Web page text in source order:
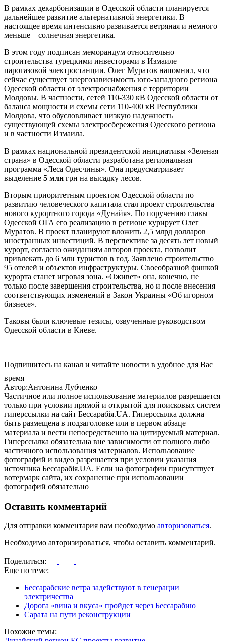
В рамках декарбонизации в Одесской области планируется
дальнейшее развитие альтернативной энергетики. В
настоящее время интенсивно развивается ветряная и немного
меньше – солнечная энергетика.
В этом году подписан меморандум относительно
строительства турецкими инвесторами в Измаиле
парогазовой электростанции. Олег Муратов напомнил, что
сейчас существует энергозависимость юго-западного региона
Одесской области от электроснабжения с территории
Молдовы. В частности, сетей 110-330 кВ Одесской области от
баланса мощности и схемы сети 110-400 кВ Республики
Молдова, что обусловливает низкую надежность
существующей схемы электросбережения Одесского региона
и в частности Измаила.
В рамках национальной президентской инициативы «Зеленая
страна» в Одесской области разработана региональная
программа «Леса Одесчины». Она предусматривает
выделение 5 млн грн на высадку лесов.
Вторым приоритетным проектом Одесской области по
развитию человеческого капитала стал проект строительства
нового курортного города «Дунайя». По поручению главы
Одесской ОГА его реализацию в регионе курирует Олег
Муратов. В проект планируют вложить 2,5 млрд долларов
иностранных инвестиций. В перспективе за десять лет новый
курорт, согласно ожиданиям авторов проекта, позволит
привлекать до 6 млн туристов в год. Заявлено строительство
95 отелей и объектов инфраструктуры. Своеобразной фишкой
курорта станет игровая зона. «Оживет» она, конечно, не
только после завершения строительства, но и после внесения
соответствующих изменений в Закон Украины «Об игорном
бизнесе».
Таковы были ключевые тезисы, озвученные руководством
Одесской области в Киеве.
Подпишитесь на канал и читайте новости в удобное для Вас
время
Автор:Антонина Лубченко
Частичное или полное использование материалов разрешается
только при условии прямой и открытой для поисковых систем
гиперссылки на сайт Бессарабія.UA. Гиперссылка должна
быть размещена в подзаголовке или в первом абзаце
материала и вести непосредственно на цитируемый материал.
Гиперссылка обязательна вне зависимости от полного либо
частичного использования материалов. Использование
фотографий и видео разрешается при условии указания
источника Бессарабія.UA. Если на фотографии присутствует
вотермарк сайта, их сохранение при использовании
фотографий обязательно
Оставить комментарий
Для отправки комментария вам необходимо авторизоваться.
Необходимо авторизироваться, чтобы оставить комментарий.
Поделиться:
Еще по теме:
Бессарабские ветра задействуют в генерации
электричества
Дорога «вина и вкуса» пройдет через Бессарабию
Сарата на пути реконструкции
Похожие темы: